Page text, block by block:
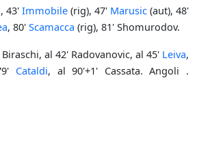
, 43' Immobile (rig), 47' Marusic (aut), 48'
, 80' Scamacca (rig), 81' Shomurodov.
al 42' Radovanovic, al 45' Leiva,
Cataldi, al 90'+1' Cassata. Angoli .